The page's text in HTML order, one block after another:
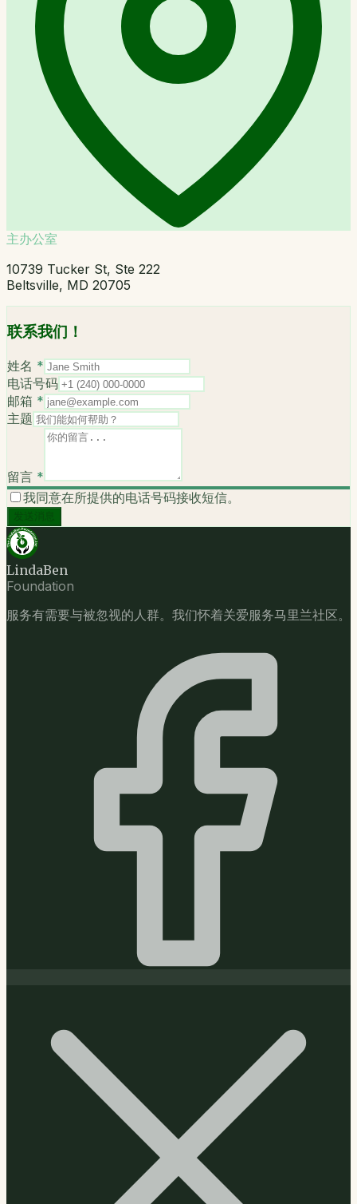
主办公室
10739 Tucker St, Ste 222
Beltsville, MD 20705
联系我们！
姓名 *
电话号码
邮箱 *
主题
留言 *
我同意在所提供的电话号码接收短信。
LindaBen
Foundation
服务有需要与被忽视的人群。我们怀着关爱服务马里兰社区。